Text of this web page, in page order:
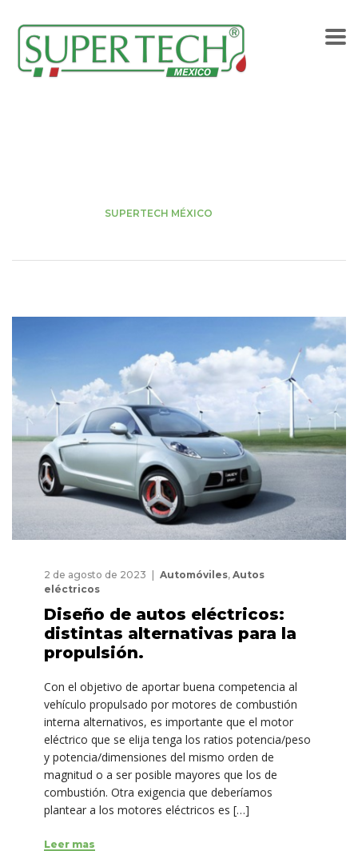
SUPERTECH MÉXICO
2 de agosto de 2023 Automóviles, Autos
eléctricos
Diseño de autos eléctricos:
distintas alternativas para la
propulsión.
Con el objetivo de aportar buena competencia al
vehículo propulsado por motores de combustión
interna alternativos, es importante que el motor
eléctrico que se elija tenga los ratios potencia/peso
y potencia/dimensiones del mismo orden de
magnitud o a ser posible mayores que los de
combustión. Otra exigencia que deberíamos
plantear a los motores eléctricos es […]
Leer mas